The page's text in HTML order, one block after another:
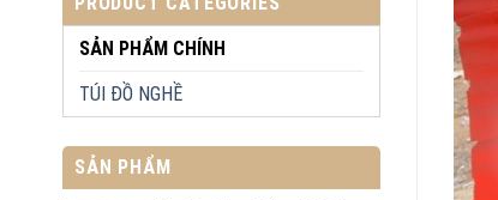
SẢN PHẨM CHÍNH
TÚI ĐỒ NGHỀ
SẢN PHẨM